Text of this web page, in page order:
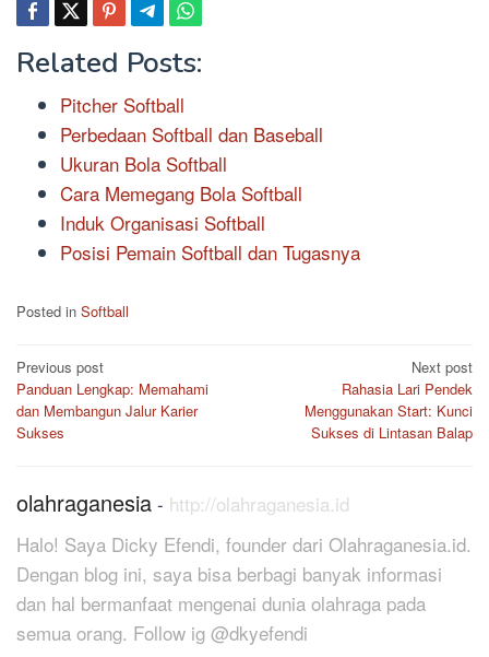
Related Posts:
Pitcher Softball
Perbedaan Softball dan Baseball
Ukuran Bola Softball
Cara Memegang Bola Softball
Induk Organisasi Softball
Posisi Pemain Softball dan Tugasnya
Posted in Softball
Post
navigation
Previous post
Panduan Lengkap: Memahami
dan Membangun Jalur Karier
Sukses
Next post
Rahasia Lari Pendek
Menggunakan Start: Kunci
Sukses di Lintasan Balap
olahraganesia - http://olahraganesia.id
Halo! Saya Dicky Efendi, founder dari Olahraganesia.id.
Dengan blog ini, saya bisa berbagi banyak informasi
dan hal bermanfaat mengenai dunia olahraga pada
semua orang. Follow ig @dkyefendi